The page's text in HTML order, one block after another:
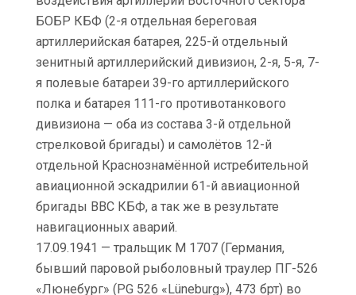
БОБР КБФ (2-я отдельная береговая
артиллерийская батарея, 225-й отдельный
зенитный артиллерийский дивизион, 2-я, 5-я, 7-
я полевые батареи 39-го артиллерийского
полка и батарея 111-го противотанкового
дивизиона — оба из состава 3-й отдельной
стрелковой бригады) и самолётов 12-й
отдельной Краснознамённой истребительной
авиационной эскадрилии 61-й авиационной
бригады ВВС КБФ, а так же в результате
навигационных аварий.
17.09.1941 — тральщик М 1707 (Германия,
бывший паровой рыболовный траулер ПГ-526
«Люнебург» (PG 526 «Lüneburg»), 473 брт) во